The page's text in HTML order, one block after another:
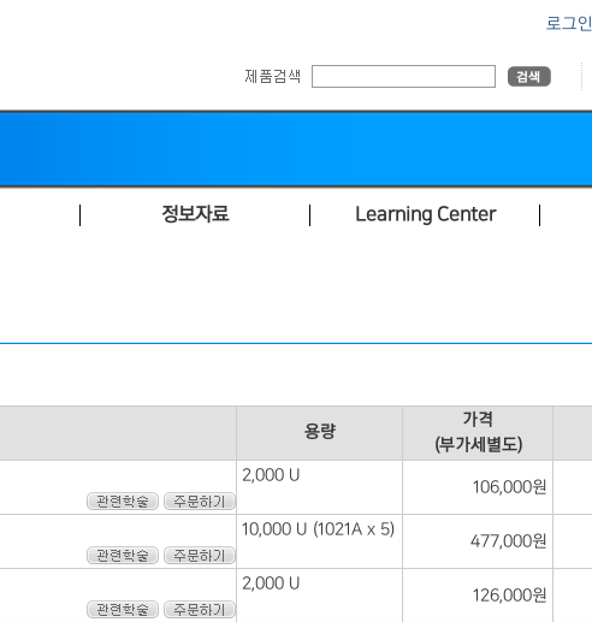
로그인
정보자료 Learning Center
용량
가격
(부가세별도)
2,000 U
106,000원
10,000 U (1021A x 5)
477,000원
2,000 U
126,000원